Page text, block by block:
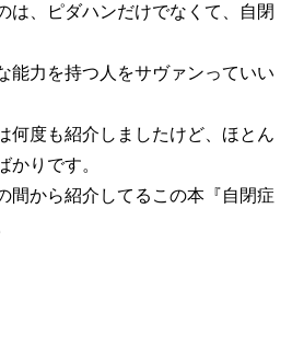
は、ピダハンだけでなくて、自閉
能力を持つ人をサヴァンっていい
何度も紹介しましたけど、ほとん
かりです。
間から紹介してるこの本『自閉症